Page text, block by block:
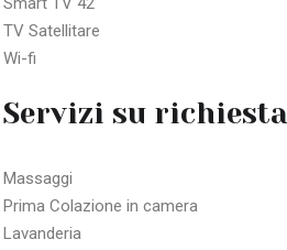
TV Satellitare
Wi-fi
Servizi su
Massaggi
Prima Colazione in camera
Lavanderia